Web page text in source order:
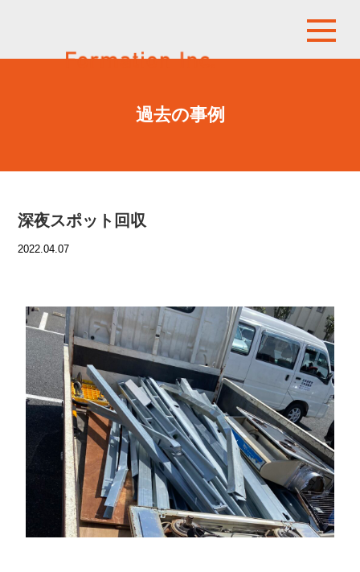
過去の事例
深夜スポット回収
2022.04.07